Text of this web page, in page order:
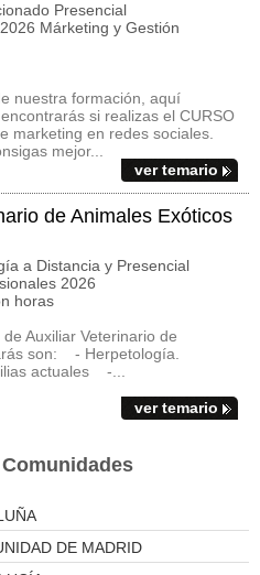
Presencial
Márketing y Gestión
nuestra formación, aquí
si realizas el CURSO
marketing en redes sociales.
mejor...
ver temario
de Animales Exóticos
a Distancia y Presencial
2026
horas
Auxiliar Veterinario de
son: - Herpetología.
actuales -...
ver temario
DE MADRID